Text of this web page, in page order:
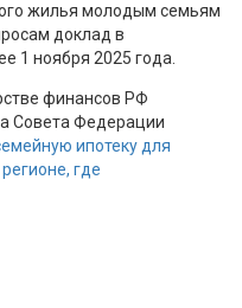
жилья молодым семьям
доклад в
1 ноября 2025 года.
финансов РФ
Совета Федерации
ипотеку для
где